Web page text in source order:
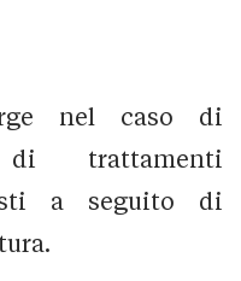
nel caso di
trattamenti
a seguito di